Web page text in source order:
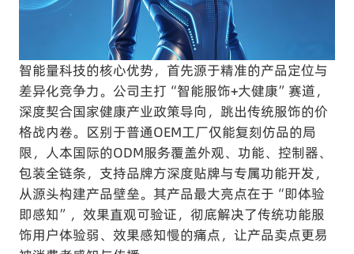
智能量科技的核心优势，首先源于精准的产品定位与
差异化竞争力。公司主打“智能服饰+大健康”赛道，
深度契合国家健康产业政策导向，跳出传统服饰的价
格战内卷。区别于普通OEM工厂仅能复刻仿品的局
限，人本国际的ODM服务覆盖外观、功能、控制器、
包装全链条，支持品牌方深度贴牌与专属功能开发，
从源头构建产品壁垒。其产品最大亮点在于“即体验
即感知”，效果直观可验证，彻底解决了传统功能服
饰用户体验弱、效果感知慢的痛点，让产品卖点更易